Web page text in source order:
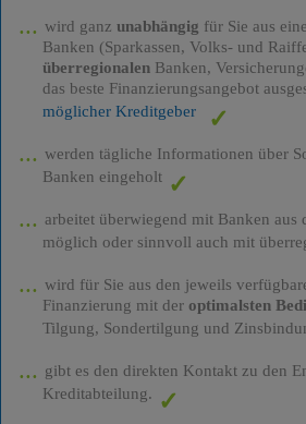
wird ganz unabhängig für Sie aus
Banken (Sparkassen, Volks- und
überregionalenBanken,
das beste Finanzierungsangebot
möglicher Kreditgeber
werden tägliche Informationen über
Banken eingeholt
arbeitet überwiegend mit Banken aus
möglich oder sinnvoll auch mit
wird für Sie aus den jeweils
Finanzierung mit der optimalsten
Tilgung, Sondertilgung und
gibt es den direkten Kontakt zu den
Kreditabteilung.